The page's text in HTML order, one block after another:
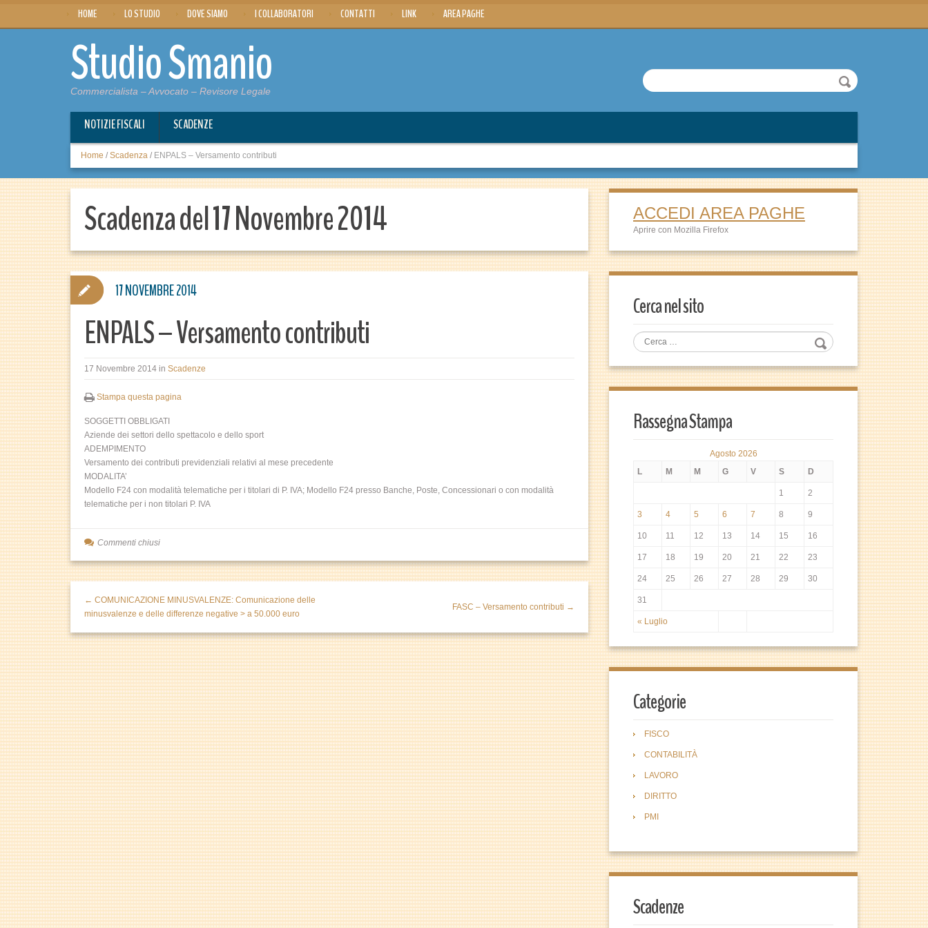
HOME LO STUDIO DOVE SIAMO I COLLABORATORI CONTATTI LINK AREA PAGHE
Studio Smanio
Commercialista – Avvocato – Revisore Legale
NOTIZIE FISCALI SCADENZE
Home / Scadenza / ENPALS – Versamento contributi
Scadenza del 17 Novembre 2014
ENPALS – Versamento contributi
17 Novembre 2014 in Scadenze
Stampa questa pagina
SOGGETTI OBBLIGATI
Aziende dei settori dello spettacolo e dello sport
ADEMPIMENTO
Versamento dei contributi previdenziali relativi al mese precedente
MODALITA’
Modello F24 con modalità telematiche per i titolari di P. IVA; Modello F24 presso Banche, Poste, Concessionari o con modalità
telematiche per i non titolari P. IVA
17 NOVEMBRE 2014
Commenti chiusi
← COMUNICAZIONE MINUSVALENZE: Comunicazione delle
minusvalenze e delle differenze negative > a 50.000 euro
FASC – Versamento contributi →
ACCEDI AREA PAGHE
Aprire con Mozilla Firefox
Cerca nel sito
Rassegna Stampa
Agosto 2026
L
M M G V S D
« Luglio
1 2
3 4 5 6 7 8 9
10 11 12 13 14 15 16
17 18 19 20 21 22 23
24 25 26 27 28 29 30
31
Categorie
FISCO
CONTABILITÀ
LAVORO
DIRITTO
PMI
Scadenze